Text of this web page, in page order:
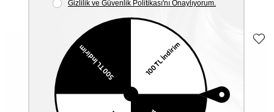
Benzer Ürünler